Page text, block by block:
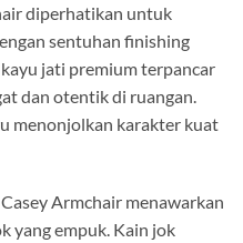
diperhatikan untuk
sentuhan finishing
jati premium terpancar
dan otentik di ruangan.
menonjolkan karakter kuat
Armchair menawarkan
yang empuk. Kain jok